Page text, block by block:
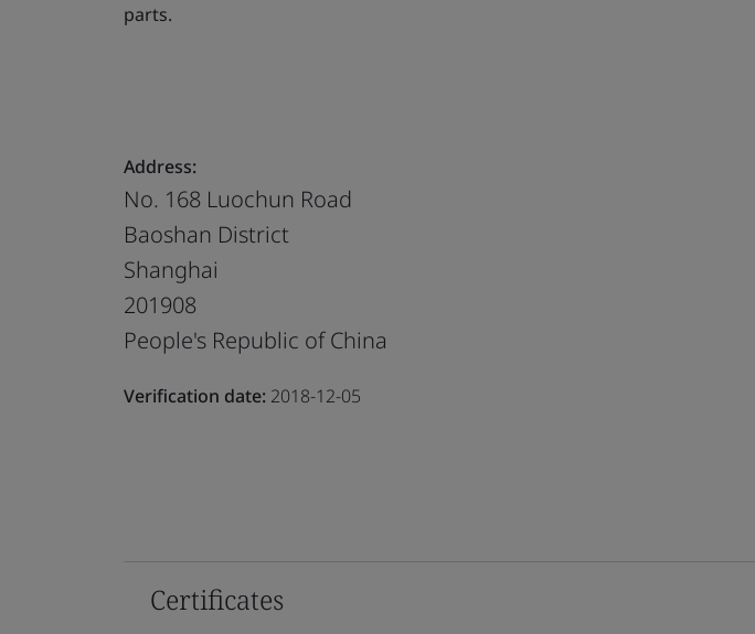
parts.
Address:
No. 168 Luochun Road
Baoshan District
Shanghai
201908
People's Republic of China
Verification date: 2018-12-05
Certificates